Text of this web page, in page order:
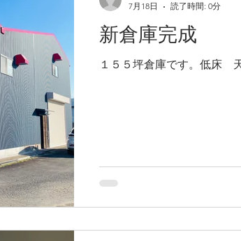
。
新倉庫完成
１５５坪倉庫です。低床
7月18日
読了時間: 0分